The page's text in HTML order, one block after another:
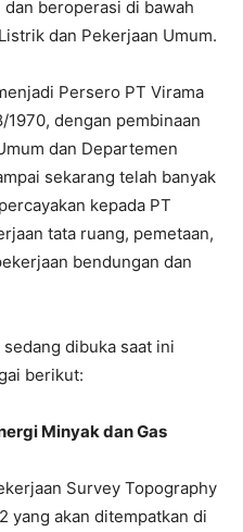
dan beroperasi di bawah
dan Pekerjaan Umum.
Persero PT Virama
1970, dengan pembinaan
dan Departemen
sekarang telah banyak
kepada PT
tata ruang, pemetaan,
bendungan dan
dibuka saat ini
berikut:
Minyak dan Gas
Survey Topography
yang akan ditempatkan di